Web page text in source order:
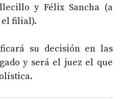
y Félix Sancha (a
el filial).
su decisión en las
y será el juez el que